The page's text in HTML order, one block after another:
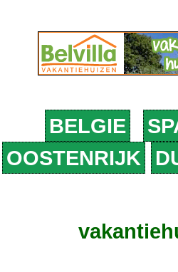
BELGIE
OOSTENRIJK